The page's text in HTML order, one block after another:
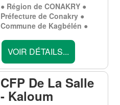
● Région de CONAKRY ●
Préfecture de Conakry ●
Commune de Kagbélén ●
VOIR DÉTAILS...
CFP De La Salle
- Kaloum